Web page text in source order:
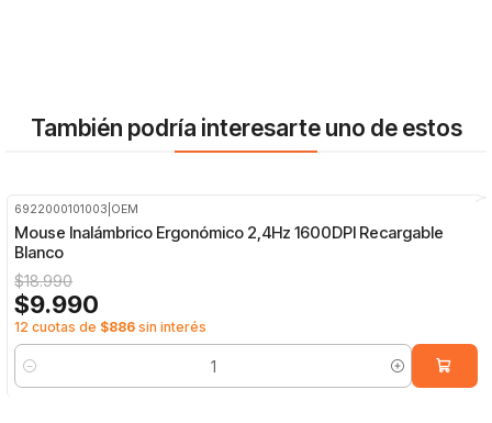
También podría interesarte uno de estos
6922000101003 OEM
Mouse Inalámbrico Ergonómico 2,4Hz 1600DPI Recargable
Blanco
$18.990
$9.990
12 cuotas de $886 sin interés
Cantidad